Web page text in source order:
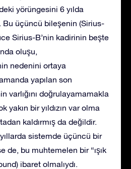
yörüngesini 6 yılda
Bu üçüncü bileşenin (Sirius-
Sirius-B’nin kadirinin beşte
oluşu,
nedenini ortaya
yapılan son
varlığını doğrulayamamakla
yakın bir yıldızın var olma
kaldırmış da değildir.
sistemde üçüncü bir
de, bu muhtemelen bir “ışık
ibaret olmalıydı.